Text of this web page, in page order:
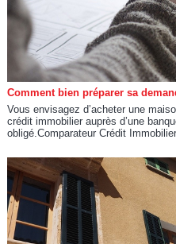
Comment bien préparer sa
Vous envisagez d’acheter une
crédit immobilier auprès d’une
obligé.Comparateur Crédit